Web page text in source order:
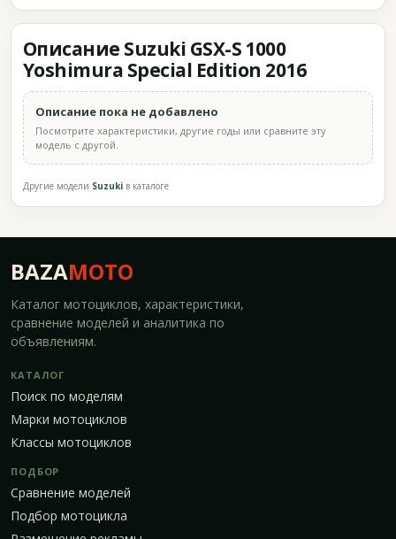
Описание Suzuki GSX-S 1000
Yoshimura Special Edition 2016
Описание пока не добавлено
Посмотрите характеристики, другие годы или сравните эту
модель с другой.
Другие модели Suzuki в каталоге
BAZAMOTO
Каталог мотоциклов, характеристики,
сравнение моделей и аналитика по
объявлениям.
КАТАЛОГ
Поиск по моделям
Марки мотоциклов
Классы мотоциклов
ПОДБОР
Сравнение моделей
Подбор мотоцикла